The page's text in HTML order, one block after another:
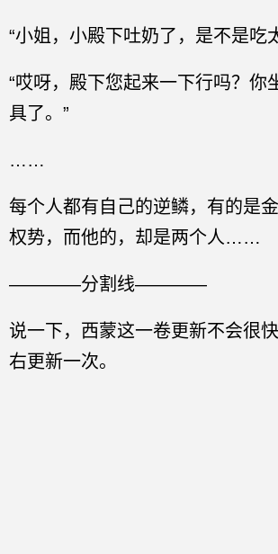
“小姐，小殿下吐奶了，是不是吃
“哎呀，殿下您起来一下行吗？你
具了。”
……
每个人都有自己的逆鳞，有的是
权势，而他的，却是两个人……
————分割线————
说一下，西蒙这一卷更新不会很
右更新一次。